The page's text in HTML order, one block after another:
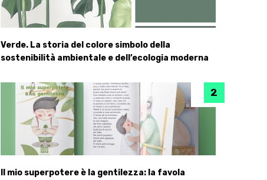
Verde. La storia del colore simbolo della
sostenibilità ambientale e dell’ecologia moderna
Il mio superpotere è la gentilezza: la favola